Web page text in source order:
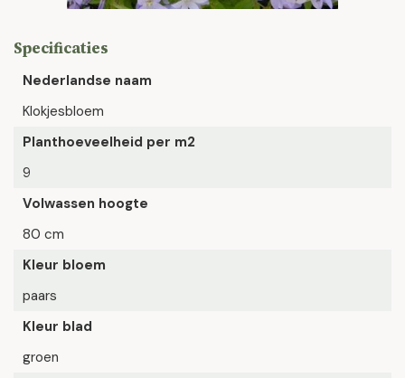
Specificaties
Nederlandse naam
Klokjesbloem
Planthoeveelheid per m2
9
Volwassen hoogte
80 cm
Kleur bloem
paars
Kleur blad
groen